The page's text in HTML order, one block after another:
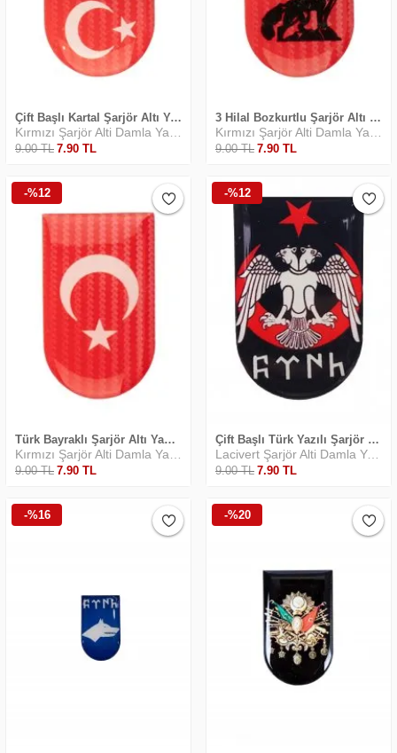
Çift Başlı Kartal Şarjör Altı Yapıştırma
Kırmızı Şarjör Alti Damla Yapiştirma
9.00TL 7.90 TL
3 Hilal Bozkurtlu Şarjör Altı Yapıştırma
Kırmızı Şarjör Alti Damla Yapiştirma
9.00TL 7.90 TL
-%12
Türk Bayraklı Şarjör Altı Yapıştırması
Kırmızı Şarjör Alti Damla Yapiştirma
9.00TL 7.90 TL
-%12
Çift Başlı Türk Yazılı Şarjör Altı Yapıştırma
Lacivert Şarjör Alti Damla Yapiştirma
9.00TL 7.90 TL
-%16 -%20
Safari Yapay Zeka Ürün Bulma Asistanı
Merhaba! Ben Akıllı Yapay Zeka
Asistanınız. Sitemizdeki binlerce polis
malzemesi, taktik giyim ve ekipman
arasından aradığınız ürünü bulmanıza
yardımcı olabilirim. Ne aramıştınız? 👮‍♂️